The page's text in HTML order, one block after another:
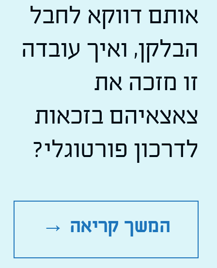
אותם דווקא לחבל
הבלקן, ואיך עובדה
זו מזכה את
צאצאיהם בזכאות
לדרכון פורטוגלי?
המשך קריאה →